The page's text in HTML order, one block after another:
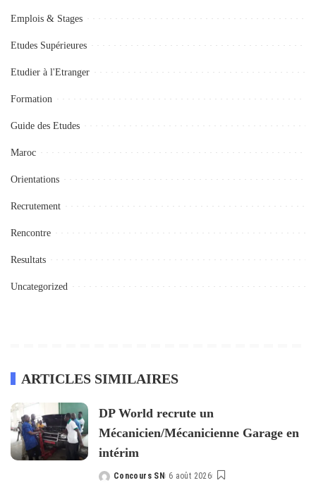
Emplois & Stages
Etudes Supérieures
Etudier à l'Etranger
Formation
Guide des Etudes
Maroc
Orientations
Recrutement
Rencontre
Resultats
Uncategorized
ARTICLES SIMILAIRES
DP World recrute un
Mécanicien/Mécanicienne Garage en
intérim
Posted
Concours SN 6 août 2026